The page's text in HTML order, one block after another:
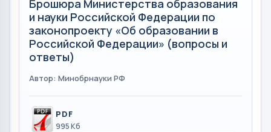
Брошюра Министерства образования
и науки Российской Федерации по
законопроекту «Об образовании в
Российской Федерации» (вопросы и
ответы)
Автор: Минобрнауки РФ
PDF
995 Кб